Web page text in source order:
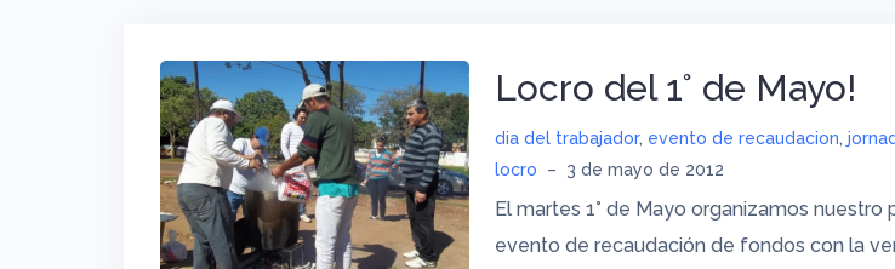
Locro del 1° de Mayo!
dia del trabajador, evento de recaudacion,
locro
– 3 de mayo de 2012
El martes 1° de Mayo organizamos nuestro
evento de recaudación de fondos con la